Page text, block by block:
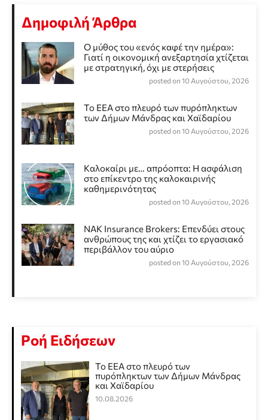
Δημοφιλή Άρθρα
Ο μύθος του «ενός καφέ την ημέρα»:
Γιατί η οικονομική ανεξαρτησία χτίζεται
με στρατηγική, όχι με στερήσεις
posted on 10 Αυγούστου, 2026
Το ΕΕΑ στο πλευρό των πυρόπληκτων
των Δήμων Μάνδρας και Χαϊδαρίου
posted on 10 Αυγούστου, 2026
Καλοκαίρι με… απρόοπτα: Η ασφάλιση
στο επίκεντρο της καλοκαιρινής
καθημερινότητας
posted on 10 Αυγούστου, 2026
NAK Insurance Brokers: Επενδύει στους
ανθρώπους της και χτίζει το εργασιακό
περιβάλλον του αύριο
posted on 10 Αυγούστου, 2026
Ροή Ειδήσεων
Το ΕΕΑ στο πλευρό των
πυρόπληκτων των Δήμων Μάνδρας
και Χαϊδαρίου
10.08.2026